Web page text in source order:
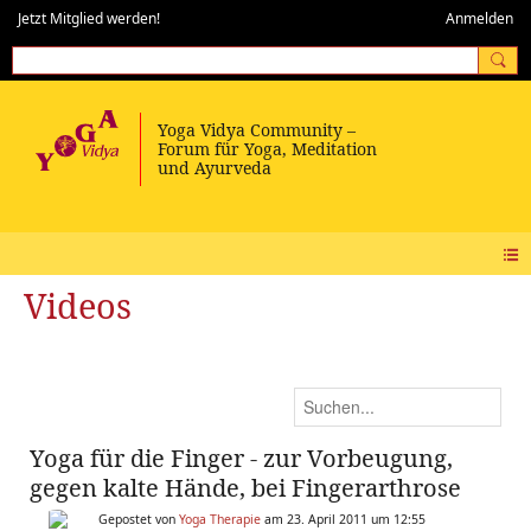
Jetzt Mitglied werden! Anmelden
Videos
Yoga für die Finger - zur Vorbeugung,
gegen kalte Hände, bei Fingerarthrose
Gepostet von Yoga Therapie am 23. April 2011 um 12:55